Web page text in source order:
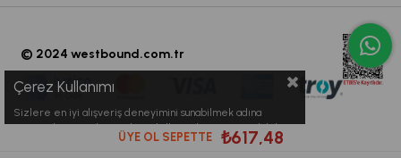
© 2024 westbound.com.tr
Çerez Kullanımı
Sizlere en iyi alışveriş deneyimini sunabilmek adına
sitemizde çerezler(cookies) kullanmaktayız. Detaylı bilgi
için Kvkk sözleşmesini inceleyebilirsiniz.
ÜYE OL SEPETTE ₺617,48